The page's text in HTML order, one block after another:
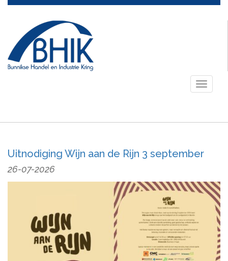
Toggle
Uitnodiging Wijn aan de Rijn 3 september
26-07-2026